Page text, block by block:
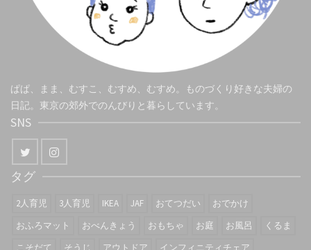
ぱぱ、まま、むすこ、むすめ、むすめ。ものづくり好きな夫婦の
日記。東京の郊外でのんびりと暮らしています。
SNS
タグ
2人育児 3人育児 IKEA JAF おてつだい
おでかけ
おふろマット
おべんきょう おもちゃ お庭 お風呂
くるま
こそだて
そうじ アウトドア
インフィニティチェア